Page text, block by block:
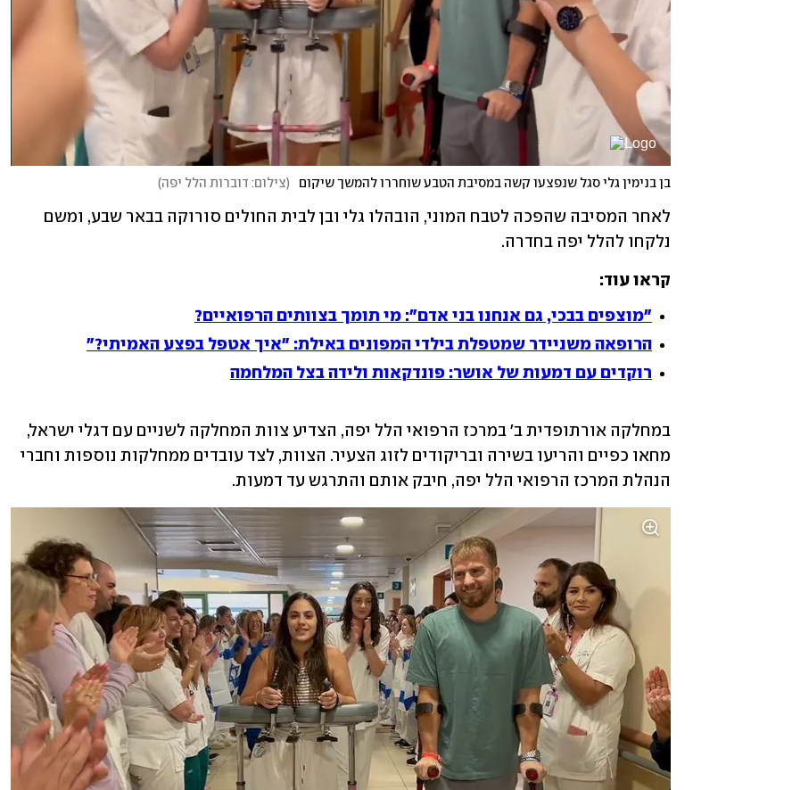
בן בנימין גלי סגל שנפצעו קשה במסיבת הטבע שוחררו להמשך שיקום (צילום: דוברות הלל יפה)
נלקחו להלל יפה בחדרה.
קראו עוד:
"מוצפים בבכי, גם אנחנו בני אדם": מי תומך בצוותים הרפואיים?
הרופאה משניידר שמטפלת בילדי המפונים באילת: "איך אטפל בפצע האמיתי?"
רוקדים עם דמעות של אושר: פונדקאות ולידה בצל המלחמה
הנהלת המרכז הרפואי הלל יפה, חיבק אותם והתרגש עד דמעות.